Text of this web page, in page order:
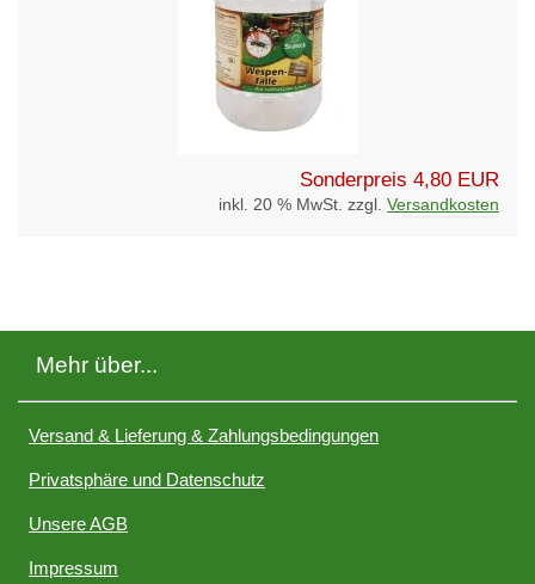
Sonderpreis 4,80 EUR
inkl. 20 % MwSt. zzgl. Versandkosten
Mehr über...
Versand & Lieferung & Zahlungsbedingungen
Privatsphäre und Datenschutz
Unsere AGB
Impressum